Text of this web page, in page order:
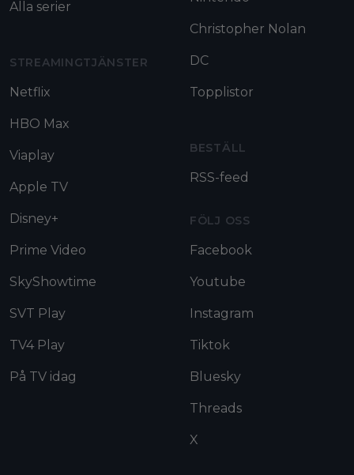
Alla serier
STREAMINGTJÄNSTER
Netflix
HBO Max
Viaplay
Apple TV
Disney+
Prime Video
SkyShowtime
SVT Play
TV4 Play
På TV idag
Christopher Nolan
DC
Topplistor
BESTÄLL
RSS-feed
FÖLJ OSS
Facebook
Youtube
Instagram
Tiktok
Bluesky
Threads
X